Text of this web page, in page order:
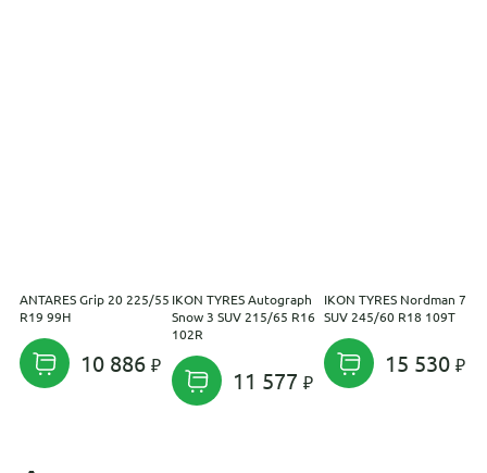
ANTARES Grip 20 225/55
R19 99H
10 886
IKON TYRES Autograph
Snow 3 SUV 215/65 R16
102R
11 577
IKON TYRES Nordman 7
SUV 245/60 R18 109T
15 530